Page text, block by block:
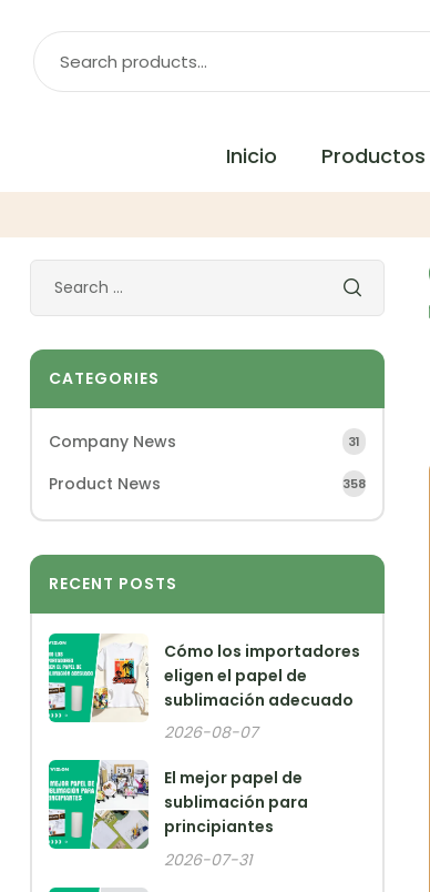
Inicio Productos
CATEGORIES
Company News 31
Product News 358
RECENT POSTS
Cómo los importadores
eligen el papel de
sublimación adecuado
2026-08-07
El mejor papel de
sublimación para
principiantes
2026-07-31